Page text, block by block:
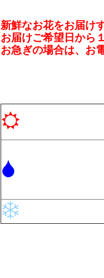
新鮮なお花をお届け
お届けご希望日から
お急ぎの場合は、お